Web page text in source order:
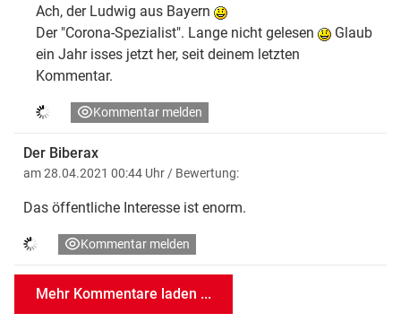
Ach, der Ludwig aus Bayern
Der "Corona-Spezialist". Lange nicht gelesen
Glaub
ein Jahr isses jetzt her, seit deinem letzten
Kommentar.
Kommentar melden
Der Biberax
am 28.04.2021 00:44 Uhr/ Bewertung:
Das öffentliche Interesse ist enorm.
Kommentar melden
Mehr Kommentare laden ...